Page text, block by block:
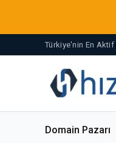
Türkiye'nin En Aktif
Domain Pazarı